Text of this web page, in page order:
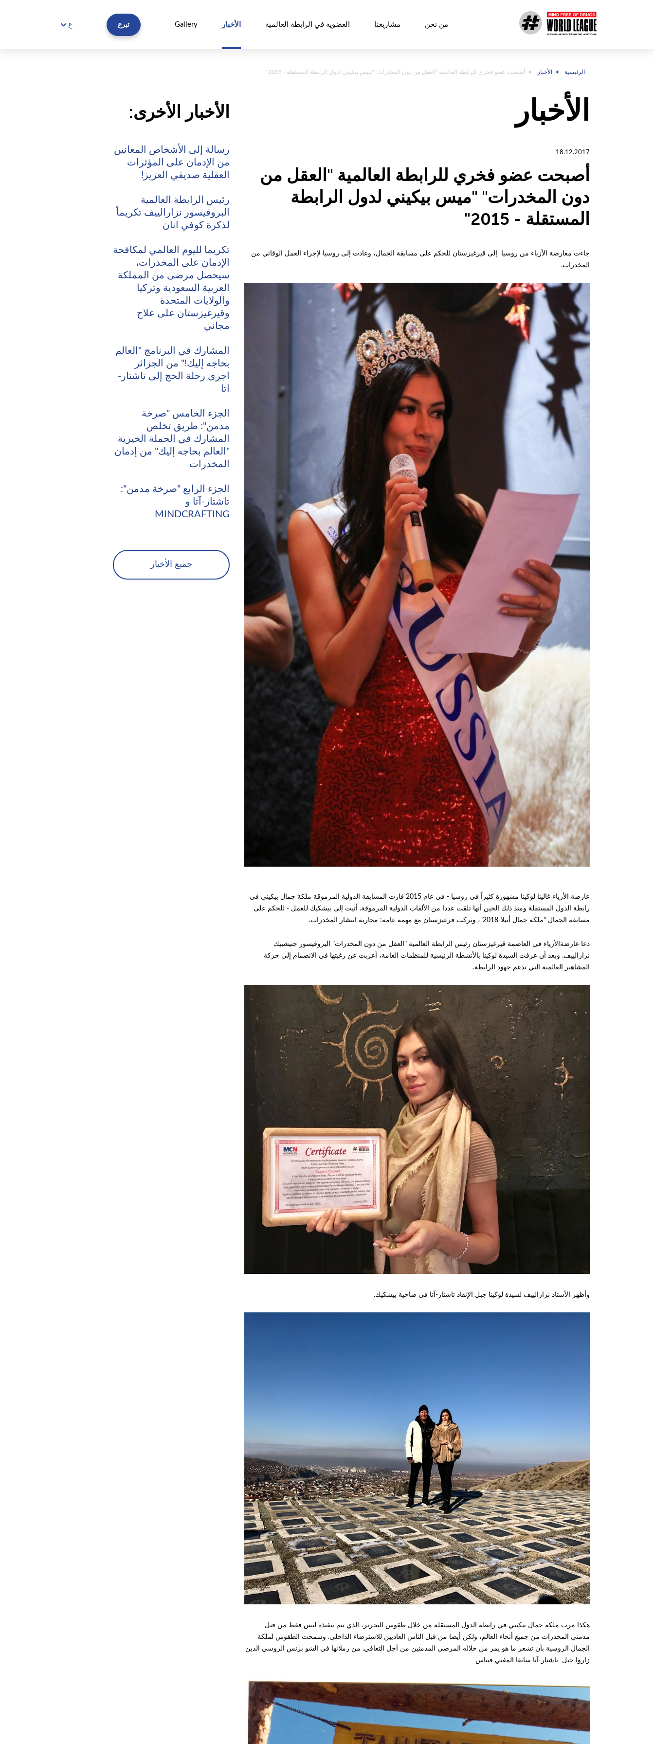
من نحن مشاريعنا العضوية في الرابطة العالمية الأخبار Gallery تبرع ع
الرئيسية الأخبار أصبحت عضو فخري للرابطة العالمية "العقل من دون المخدرات" "ميس بيكيني لدول الرابطة المستقلة - 2015"
الأخبار
18.12.2017
أصبحت عضو فخري للرابطة العالمية "العقل من
دون المخدرات" "ميس بيكيني لدول الرابطة
المستقلة - 2015"
جاءت معارضة الأزياء من روسيا إلى قيرغيزستان للحكم على مسابقة الجمال، وعادت إلى روسيا لإجراء العمل الوقائي من
المخدرات.
عارضة الأزياء غالينا لوكينا مشهورة كثيراً في روسيا - في عام 2015 فازت المسابقة الدولية المرموقة ملكة جمال بيكيني في
رابطة الدول المستقلة ومنذ ذلك الحين أنها تلقت عددا من الألقاب الدولية المرموقة. أتيت إلى بيشكيك للعمل - للحكم على
مسابقة الجمال "ملكة جمال أتيلا-2018"، وتركت قرغيزستان مع مهمة عامة: محاربة انتشار المخدرات.
دعا عارضةالأزياء في العاصمة قيرغيزستان رئيس الرابطة العالمية "العقل من دون المخدرات" البروفيسور جنيشبيك
نزارالييف. وبعد أن عرفت السيدة لوكينا بالأنشطة الرئيسية للمنظمات العامة، أعربت عن رغبتها في الانضمام إلى حركة
المشاهير العالمية التي تدعم جهود الرابطة.
وأظهر الأستاذ نزارالييف لسيدة لوكينا جبل الإنقاذ تاشتار-آتا في ضاحية بيشكيك.
هكذا مرت ملكة جمال بيكيني في رابطة الدول المستقلة من خلال طقوس التحرير، الذي يتم تنفيذه ليس فقط من قبل
مدمني المخدرات من جميع أنحاء العالم، ولكن أيضا من قبل الناس العاديين للاسترضاء الداخلي. وسمحت الطقوس لملكة
الجمال الروسية بأن تشعر ما هو يمر من خلاله المرضى المدمنين من أجل التعافي. من زملائها في الشو بزنس الروسي الذين
زاروا جبل تاشتار-آتا سابقا المغني فيتاس
الأخبار الأخرى:
رسالة إلى الأشخاص المعانين
من الإدمان على المؤثرات
العقلية صديقي العزيز!
رئيس الرابطة العالمية
البروفيسور نزارالييف تكريماً
لذكرة كوفي انان
تكريما لليوم العالمي لمكافحة
الإدمان على المخدرات،
سيحصل مرضى من المملكة
العربية السعودية وتركيا
والولايات المتحدة
وقيرغيزستان على علاج
مجاني
المشارك في البرنامج "العالم
بحاجه إليك!" من الجزائر
اجرى رحلة الحج إلى تاشتار-
اتا
الجزء الخامس "صرخة
مدمن": طريق تخلص
المشارك في الحملة الخيرية
"العالم بحاجه إليك" من إدمان
المخدرات
الجزء الرابع "صرخة مدمن":
تاشتار-آتا و
MINDCRAFTING
جميع الأخبار